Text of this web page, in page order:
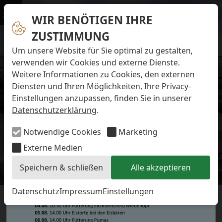
WIR BENÖTIGEN IHRE
ZUSTIMMUNG
Um unsere Website für Sie optimal zu gestalten,
verwenden wir Cookies und externe Dienste.
Weitere Informationen zu Cookies, den externen
Diensten und Ihren Möglichkeiten, Ihre Privacy-
Einstellungen anzupassen, finden Sie in unserer
Datenschutzerklärung.
Notwendige Cookies
Marketing
Externe Medien
Speichern & schließen
Alle akzeptieren
DatenschutzImpressumEinstellungen
Menü
Navigation überspringen
Preise & Infos
Öffnungs- und Fütterungszeiten
Eintrittspreise
Aktuelles
Alle Meldungen
Eisbären-Nachwuchs Anna & Elsa
Eisbären-Nachwuchs Lale & Lili
FAQ zum Tod des Schimpansen-Jungtiers
Newsletter
Bildungsletter
Barrierefreier Zoo
Hausordnung
Arbeiten im Zoo
Ausbildung zur Zootierpflegerin/zum Zootierpfleger
Freiwilliges ökologisches Jahr (FÖJ)
Mitarbeiter:in (w/m/d) auf Minijob-Basis
Patenschaften
Förderverein
Aktuelles
DER ZOO SCHLIESST HEUTE UM 1